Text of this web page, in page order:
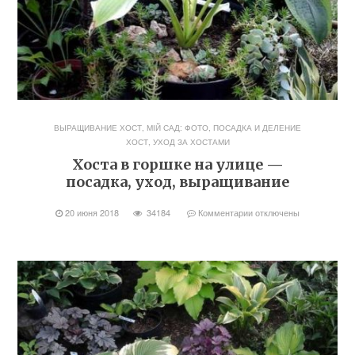
ВЫРАЩИВАНИЕ ХОСТ МІЙ САД: ФОТО ПОСАДКА И ДЕЛЕНИЕ
ХОСТ, УХОД ЗА ХОСТАМИ
Хоста в горшке на улице —
посадка, уход, выращивание
20 июня 2018 34184 Комментарииотключены